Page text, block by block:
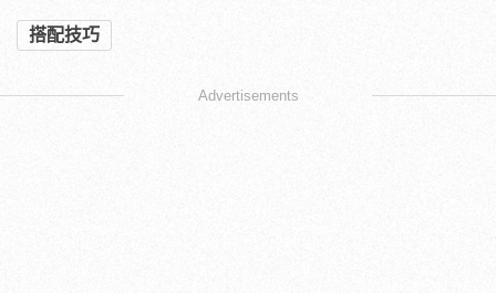
搭配技巧
Advertisements